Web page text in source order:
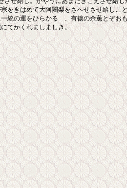
をきはめて大阿闍梨をさへせさせ給しこ
統の運をひらかるゝ、有徳の余薫とぞお